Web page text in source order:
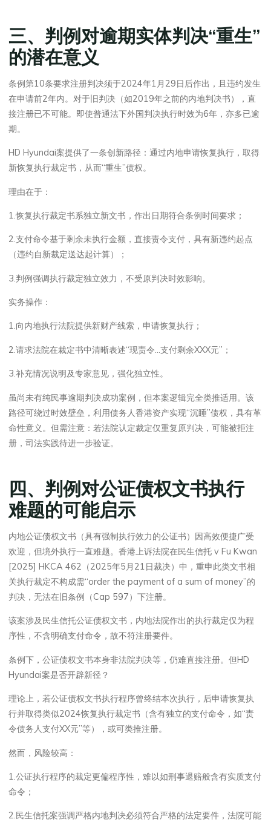
三、判例对逾期实体判决“重生”
的潜在意义
条例第10条要求注册判决须于2024年1月29日后作出，且违约发生
在申请前2年内。对于旧判决（如2019年之前的内地判决书），直
接注册已不可能。即使普通法下外国判决执行时效为6年，亦多已逾
期。
HD Hyundai案提供了一条创新路径：通过内地申请恢复执行，取得
新恢复执行裁定书，从而“重生”债权。
理由在于：
1.恢复执行裁定书系独立新文书，作出日期符合条例时间要求；
2.支付命令基于剩余未执行金额，直接责令支付，具有新违约起点
（违约自新裁定送达起计算）；
3.判例强调执行裁定独立效力，不受原判决时效影响。
实务操作：
1.向内地执行法院提供新财产线索，申请恢复执行；
2.请求法院在裁定书中清晰表述“现责令…支付剩余XXX元”；
3.补充情况说明及专家意见，强化独立性。
虽尚未有纯民事逾期判决成功案例，但本案逻辑完全类推适用。该
路径可绕过时效壁垒，利用债务人香港资产实现“沉睡”债权，具有革
命性意义。但需注意：若法院认定裁定仅重复原判决，可能被拒注
册，司法实践待进一步验证。
四、判例对公证债权文书执行
难题的可能启示
内地公证债权文书（具有强制执行效力的公证书）因高效便捷广受
欢迎，但境外执行一直难题。香港上诉法院在民生信托 v Fu Kwan
[2025] HKCA 462（2025年5月21日裁决）中，重申此类文书相
关执行裁定不构成需“order the payment of a sum of money”的
判决，无法在旧条例（Cap 597）下注册。
该案涉及民生信托公证债权文书，内地法院作出的执行裁定仅为程
序性，不含明确支付命令，故不符注册要件。
条例下，公证债权文书本身非法院判决等，仍难直接注册。但HD
Hyundai案是否开辟新径？
理论上，若公证债权文书执行程序曾终结本次执行，后申请恢复执
行并取得类似2024恢复执行裁定书（含有独立的支付命令，如“责
令债务人支付XX元”等），或可类推注册。
然而，风险较高：
1.公证执行程序的裁定更偏程序性，难以如刑事退赔般含有实质支付
命令；
2.民生信托案强调严格内地判决必须符合严格的法定要件，法院可能